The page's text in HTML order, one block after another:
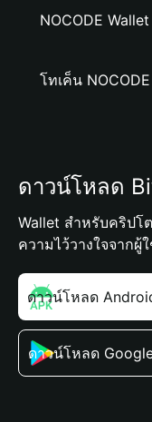
NOCODE
โทเค็น
ดาวน์โหลด
Wallet สำหรับคริป
ความไว้วางใจจาก
ดาวน์โหลด
ดาวน์โหลด